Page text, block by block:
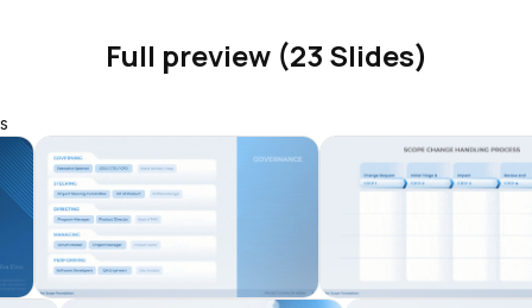
Full preview (23 Slides)
s